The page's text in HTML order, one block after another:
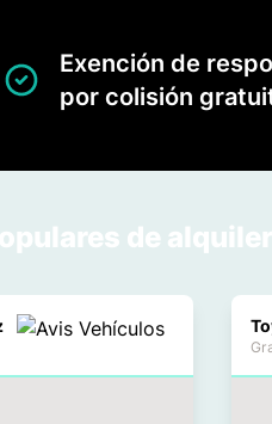
Exención de
por colisión
de